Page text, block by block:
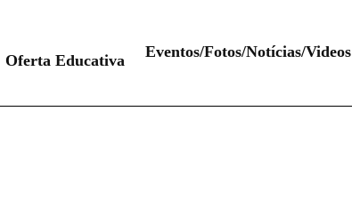
Oferta Educativa
Eventos/Fotos/Notícias/Videos